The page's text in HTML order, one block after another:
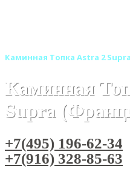
Каминная Топка Astra 2
Каминная
Supra
+7(495) 196-62-34
+7(916) 328-85-63